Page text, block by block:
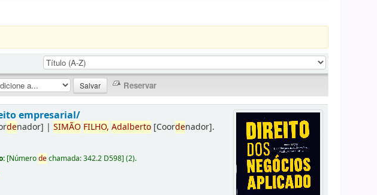
empresarial/
denador] |SIMÃO FILHO, Adalberto [Coordenador].
[Númerodechamada:342.2 D598](2).